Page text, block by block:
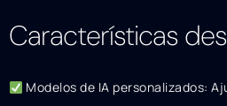
Características
Modelos de IA personalizados: